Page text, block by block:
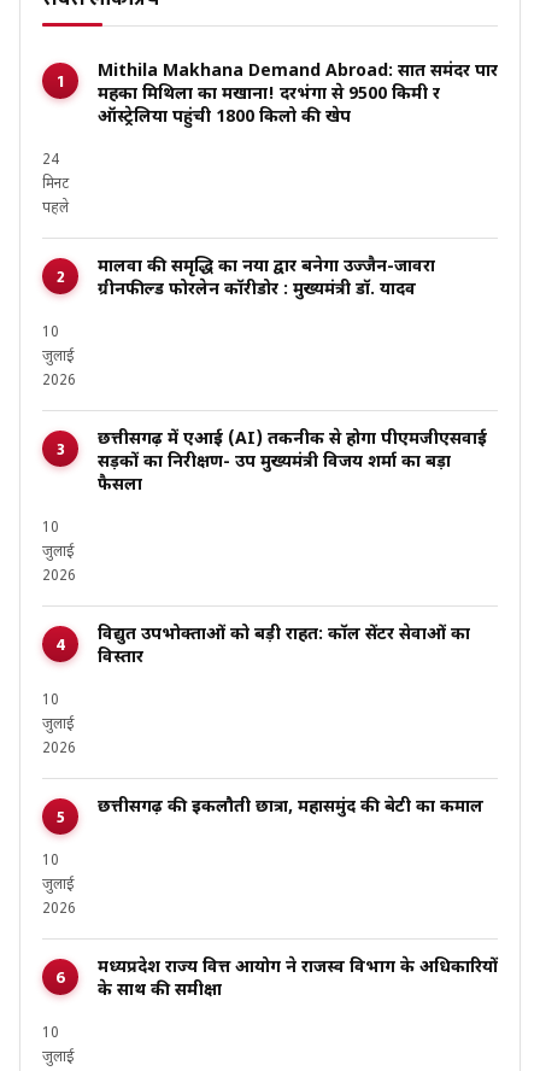
Mithila Makhana Demand Abroad: सात समंदर पार
महका मिथिला का मखाना! दरभंगा से 9500 किमी दूर
ऑस्ट्रेलिया पहुंची 1800 किलो की खेप
24
मिनट
पहले
मालवा की समृद्धि का नया द्वार बनेगा उज्जैन-जावरा
ग्रीनफील्ड फोरलेन कॉरीडोर : मुख्यमंत्री डॉ. यादव
10
जुलाई
2026
छत्तीसगढ़ में एआई (AI) तकनीक से होगा पीएमजीएसवाई
सड़कों का निरीक्षण- उप मुख्यमंत्री विजय शर्मा का बड़ा
फैसला
10
जुलाई
2026
विद्युत उपभोक्ताओं को बड़ी राहत: कॉल सेंटर सेवाओं का
विस्तार
10
जुलाई
2026
छत्तीसगढ़ की इकलौती छात्रा, महासमुंद की बेटी का कमाल
10
जुलाई
2026
मध्यप्रदेश राज्य वित्त आयोग ने राजस्व विभाग के अधिकारियों
के साथ की समीक्षा
10
जुलाई